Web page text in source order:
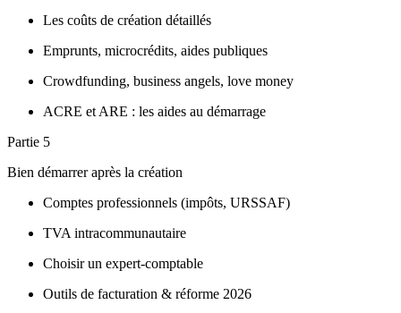
Les coûts de création détaillés
Emprunts, microcrédits, aides publiques
Crowdfunding, business angels, love money
ACRE et ARE : les aides au démarrage
Partie 5
Bien démarrer après la création
Comptes professionnels (impôts, URSSAF)
TVA intracommunautaire
Choisir un expert-comptable
Outils de facturation & réforme 2026